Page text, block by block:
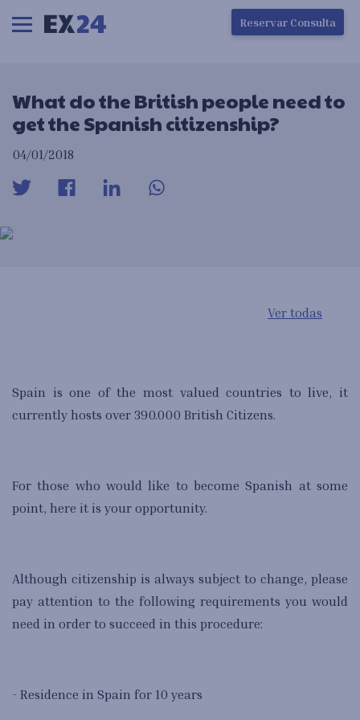
Ha ocurrido un error en la carga de la pantalla
Reservar Consulta
What do the British people need to
get the Spanish citizenship?
04/01/2018
Ver todas
Spain is one of the most valued countries to live, it
currently hosts over 390.000 British Citizens.
For those who would like to become Spanish at some
point, here it is your opportunity.
Although citizenship is always subject to change, please
pay attention to the following requirements you would
need in order to succeed in this procedure:
- Residence in Spain for 10 years